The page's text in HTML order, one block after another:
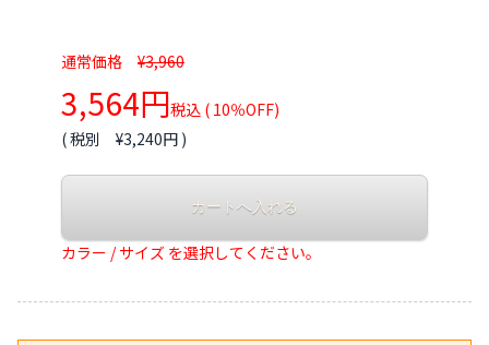
通常価格 ¥3,960
3,564円税込 ( 10％OFF)
( 税別 ¥3,240円 )
カラー / サイズ を選択してください。